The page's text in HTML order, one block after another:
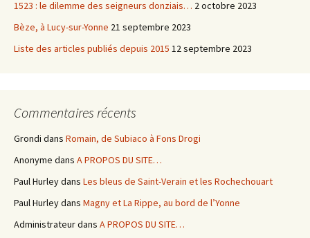
1523 : le dilemme des seigneurs donziais… 2 octobre 2023
Bèze, à Lucy-sur-Yonne 21 septembre 2023
Liste des articles publiés depuis 2015 12 septembre 2023
Commentaires récents
Grondi dans Romain, de Subiaco à Fons Drogi
Anonyme dans A PROPOS DU SITE…
Paul Hurleydans Les bleus de Saint-Verain et les Rochechouart
Paul Hurleydans Magny et La Rippe, au bord de l’Yonne
Administrateurdans A PROPOS DU SITE…